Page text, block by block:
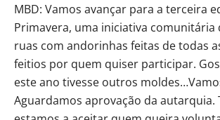
MBD: Vamos avançar para a terceira
Primavera, uma iniciativa comunitária
ruas com andorinhas feitas de todas
feitios por quem quiser participar.
este ano tivesse outros
Aguardamos aprovação da autarquia.